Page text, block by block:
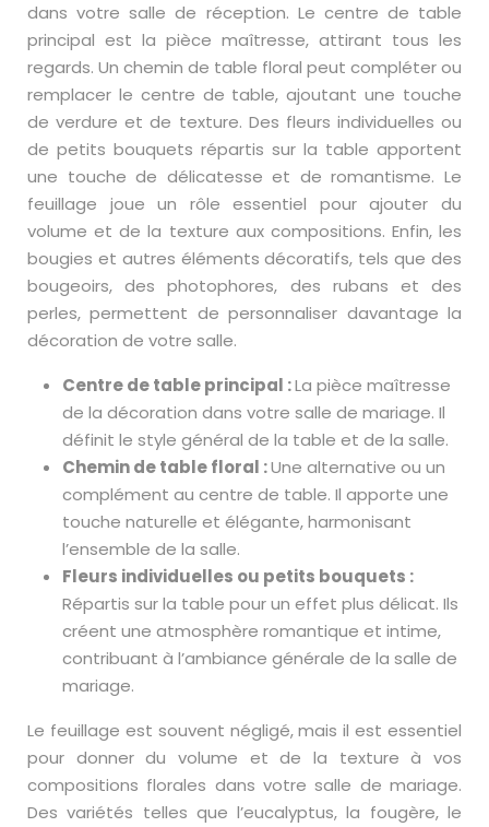
dans votre salle de réception. Le centre de table
principal est la pièce maîtresse, attirant tous les
regards. Un chemin de table floral peut compléter ou
remplacer le centre de table, ajoutant une touche
de verdure et de texture. Des fleurs individuelles ou
de petits bouquets répartis sur la table apportent
une touche de délicatesse et de romantisme. Le
feuillage joue un rôle essentiel pour ajouter du
volume et de la texture aux compositions. Enfin, les
bougies et autres éléments décoratifs, tels que des
bougeoirs, des photophores, des rubans et des
perles, permettent de personnaliser davantage la
décoration de votre salle.
Centre de table principal :La pièce maîtresse
de la décoration dans votre salle de mariage. Il
définit le style général de la table et de la salle.
Chemin de table floral :Une alternative ou un
complément au centre de table. Il apporte une
touche naturelle et élégante, harmonisant
l’ensemble de la salle.
Fleurs individuelles ou petits bouquets :
Répartis sur la table pour un effet plus délicat. Ils
créent une atmosphère romantique et intime,
contribuant à l’ambiance générale de la salle de
mariage.
Le feuillage est souvent négligé, mais il est essentiel
pour donner du volume et de la texture à vos
compositions florales dans votre salle de mariage.
Des variétés telles que l’eucalyptus, la fougère, le